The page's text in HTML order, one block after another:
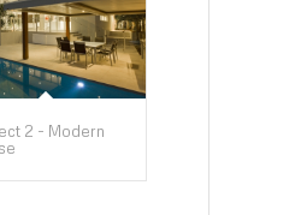
2 - Modern